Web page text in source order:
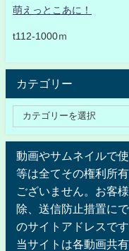
萌えっとこあに！
t112-1000ｍ
カテゴリー
動画やサムネイルで
等は全てその権利所
ございません。お客
除、送信防止措置に
のサイトアドレスで
当サイトは各動画共